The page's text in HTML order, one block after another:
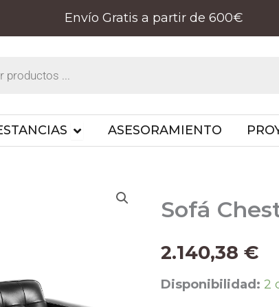
Envío Gratis a partir de 600€
OPEN ESTANCIAS
ASESORAMIENTO
Sofá
2.140,38 €
Disponibilidad: 2
Sofá
Chester